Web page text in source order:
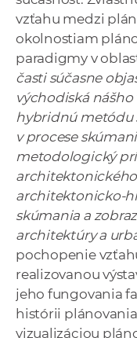
vzťahu medzi
okolnostiam
paradigmy v
časti súčasne
východiská
hybridnú metódu
v procese
metodologický
architektonicko-
skúmania a
architektúry a
pochopenie
realizovanou
jeho fungovania
histórii
vizualizáciou